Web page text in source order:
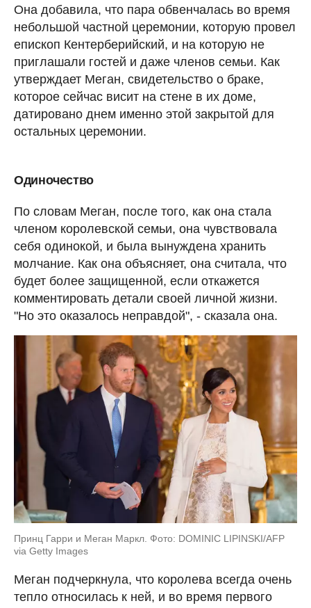
Она добавила, что пара обвенчалась во время
небольшой частной церемонии, которую провел
епископ Кентерберийский, и на которую не
приглашали гостей и даже членов семьи. Как
утверждает Меган, свидетельство о браке,
которое сейчас висит на стене в их доме,
датировано днем именно этой закрытой для
остальных церемонии.
Одиночество
По словам Меган, после того, как она стала
членом королевской семьи, она чувствовала
себя одинокой, и была вынуждена хранить
молчание. Как она объясняет, она считала, что
будет более защищенной, если откажется
комментировать детали своей личной жизни.
"Но это оказалось неправдой", - сказала она.
Принц Гарри и Меган Маркл. Фото: DOMINIC LIPINSKI/AFP
via Getty Images
Меган подчеркнула, что королева всегда очень
тепло относилась к ней, и во время первого